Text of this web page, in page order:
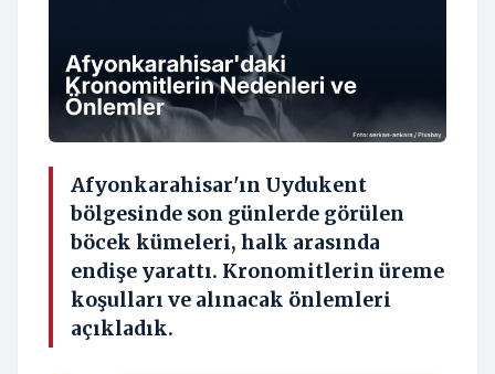
Afyonkarahisar'ın Uydukent
bölgesinde son günlerde görülen
böcek kümeleri, halk arasında
endişe yarattı. Kronomitlerin üreme
koşulları ve alınacak önlemleri
açıkladık.